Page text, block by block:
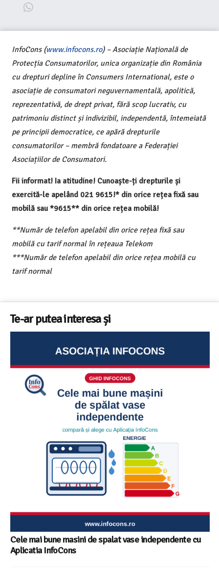
InfoCons (www.infocons.ro) – Asociație Națională de
Protecția Consumatorilor, unica organizație din România
cu drepturi depline în Consumers International, este o
asociație de consumatori neguvernamentală, apolitică,
reprezentativă, de drept privat, fără scop lucrativ, cu
patrimoniu distinct și indivizibil, independentă, întemeiată
pe principii democratice, ce apără drepturile
consumatorilor – membră fondatoare a Federației
Asociațiilor de Consumatori.
Fii informat! Ia atitudine! Cunoaște-ți drepturile și
exercită-le apelând 021 9615!* din orice rețea fixă sau
mobilă sau *9615** din orice rețea mobilă!
**Număr de telefon apelabil din orice rețea fixă sau
mobilă cu tarif normal în rețeaua Telekom
***Număr de telefon apelabil din orice rețea mobilă cu
tarif normal
Te-ar putea interesa și
Cele mai bune masini de spalat vase independente cu
Aplicatia InfoCons